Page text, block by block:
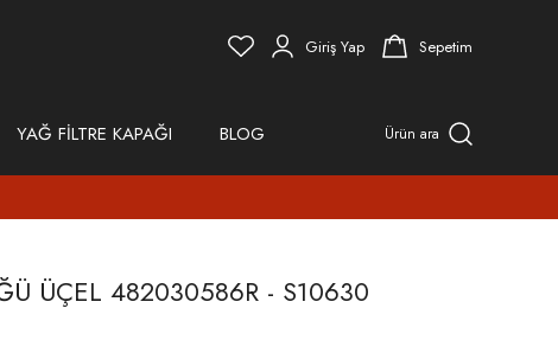
Giriş Yap Sepetim
YAĞ FİLTRE KAPAĞI BLOG Ürün ara
ÜÇEL 482030586R - S10630